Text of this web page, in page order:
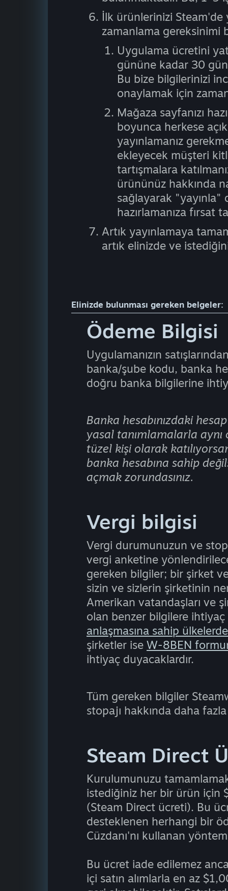
İlk ürünlerinizi Steam'de
zamanlama gereksinimi
Uygulama ücretini
gününe kadar 30
Bu bize bilgilerinizi
onaylamak için
Mağaza sayfanızı
boyunca herkese
yayınlamanız
ekleyecek müşteri
tartışmalara
ürününüz hakkında
sağlayarak "yayınla"
hazırlamanıza fırsat
Artık yayınlamaya
artık elinizde ve
Elinizde bulunması gereken belgeler:
Ödeme Bilgisi
Uygulamanızın
banka/şube kodu, banka
doğru banka bilgilerine
Banka hesabınızdaki
yasal tanımlamalarla aynı
tüzel kişi olarak
banka hesabına sahip
açmak zorundasınız.
Vergi bilgisi
Vergi durumunuzun ve
vergi anketine
gereken bilgiler; bir şirket
sizin ve sizlerin şirketinin
Amerikan vatandaşları ve
olan benzer bilgilere
anlaşmasına sahip ülkelerde
şirketler ise W-8BEN
ihtiyaç duyacaklardır.
Tüm gereken bilgiler
stopajı hakkında daha
Steam Direct
Kurulumunuzu
istediğiniz her bir ürün için
(Steam Direct ücreti). Bu
desteklenen herhangi bir
Cüzdanı'nı kullanan
Bu ücret iade edilemez
içi satın alımlarla en az